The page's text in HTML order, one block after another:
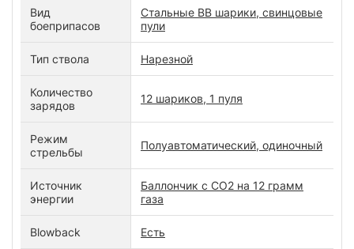
Вид
боеприпасов
Стальные BB шарики, свинцовые
пули
Тип ствола Нарезной
Количество
зарядов
12 шариков, 1 пуля
Режим
стрельбы
Полуавтоматический, одиночный
Источник
энергии
Баллончик с СО2 на 12 грамм
газа
Blowback Есть